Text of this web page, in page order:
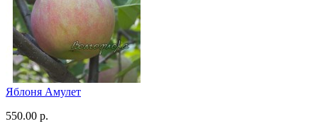
Яблоня Амулет
550.00 р.